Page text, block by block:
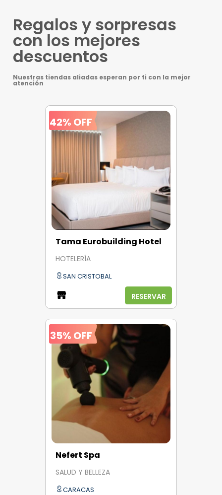
Regalos y sorpresas
con los mejores
descuentos
Nuestras tiendas aliadas esperan por ti con la mejor
atención
42% OFF
Tama Eurobuilding Hotel
HOTELERÍA
SAN CRISTOBAL
RESERVAR
35% OFF
Nefert Spa
SALUD Y BELLEZA
CARACAS